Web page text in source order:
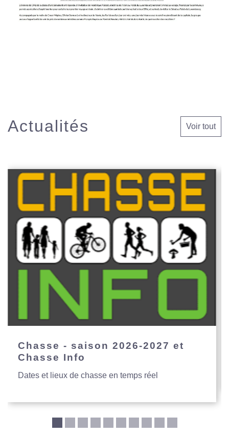
Actualités Voir tout
Chasse - saison 2026-2027 et
Chasse Info
Dates et lieux de chasse en temps réel